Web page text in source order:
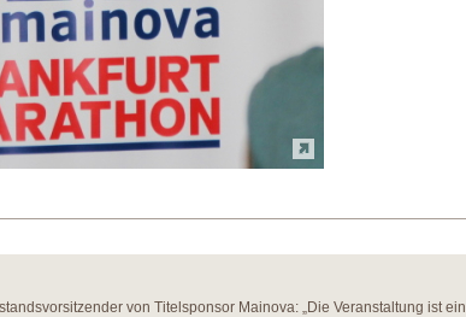
von Titelsponsor Mainova: „Die Veranstaltung ist ein